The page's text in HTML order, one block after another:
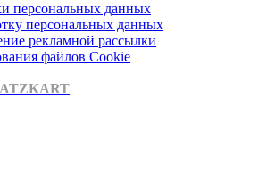
персональных данных
персональных данных
рекламной рассылки
файлов Cookie